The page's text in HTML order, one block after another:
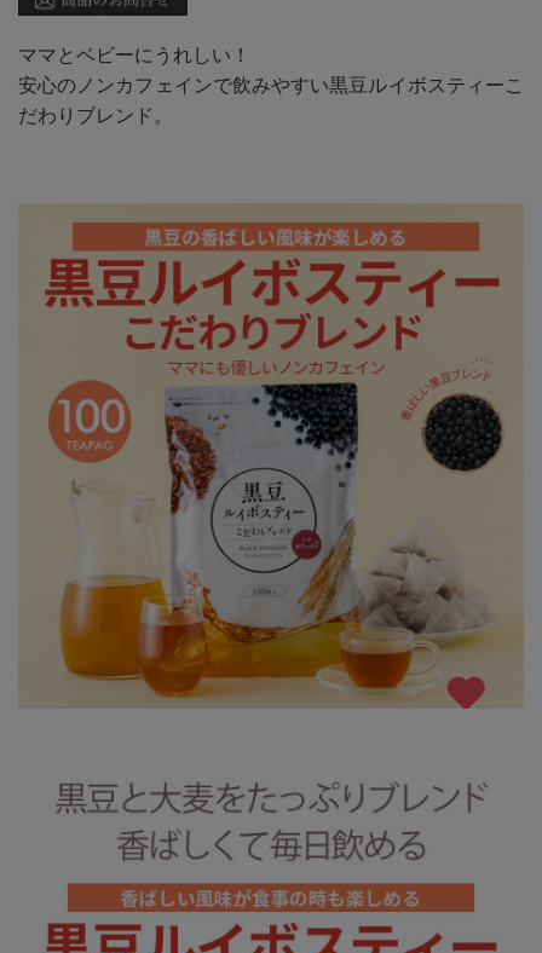
ママとベビーにうれしい！
安心のノンカフェインで飲みやすい黒豆ルイボスティーこ
だわりブレンド。